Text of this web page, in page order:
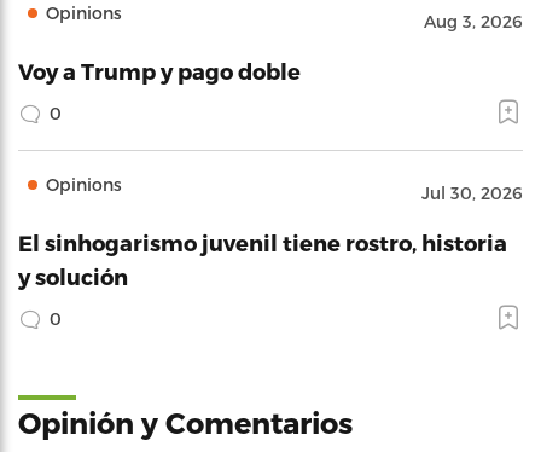
Opinions Aug 3, 2026
Voy a Trump y pago doble
0
Opinions Jul 30, 2026
El sinhogarismo juvenil tiene rostro, historia
y solución
0
Opinión y Comentarios